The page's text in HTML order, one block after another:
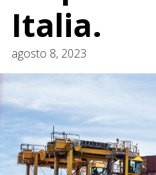
Italia.
agosto 8, 2023